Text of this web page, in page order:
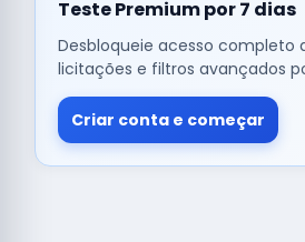
Teste Premium por 7 dias
Desbloqueie acesso completo
licitações e filtros avançados
Criar conta e começar